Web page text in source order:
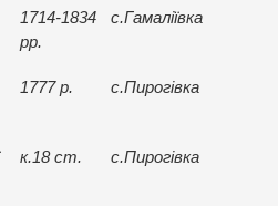
1714-1834
рр.
с.Гамалiївка
1777 р. с.Пирогiвка
к.18 ст. с.Пирогiвка